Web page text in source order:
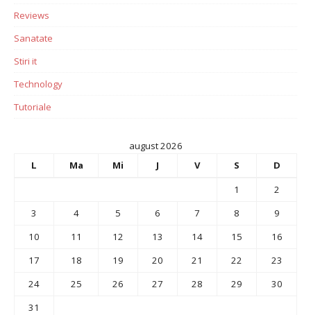
Reviews
Sanatate
Stiri it
Technology
Tutoriale
august 2026
L
Ma Mi J V S
D
1
2
3
4 5 6 7 8
9
10
11 12 13 14 15
16
17
18 19 20 21 22
23
24
25 26 27 28 29
30
31